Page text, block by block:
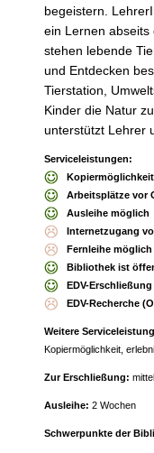
begeistern.
ein Lernen abseits
stehen lebende
und Entdecken
Tierstation,
Kinder die Natur
unterstützt Lehrer
Serviceleistungen:
Arbeitsplätze vor
Ausleihe möglich
Internetzugang
Fernleihe möglich
Bibliothek ist
EDV-Erschließung
EDV-Recherche
Weitere
Kopiermöglichkeit,
Zur Erschließung:
Ausleihe: 2 Wochen
Schwerpunkte der